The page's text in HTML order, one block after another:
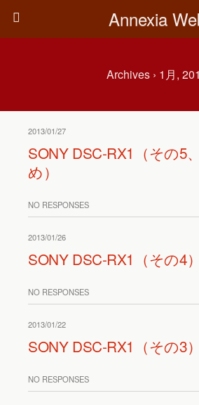
Annexia
Archives › 1月,
2013/01/27
SONY DSC-RX1（その5
め）
NO RESPONSES
2013/01/26
SONY DSC-RX1（その4）
NO RESPONSES
2013/01/22
SONY DSC-RX1（その3）
NO RESPONSES